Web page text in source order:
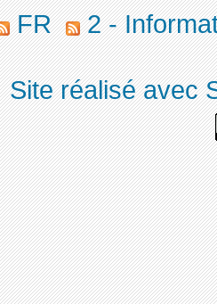
FR
2 -
Site réalisé avec